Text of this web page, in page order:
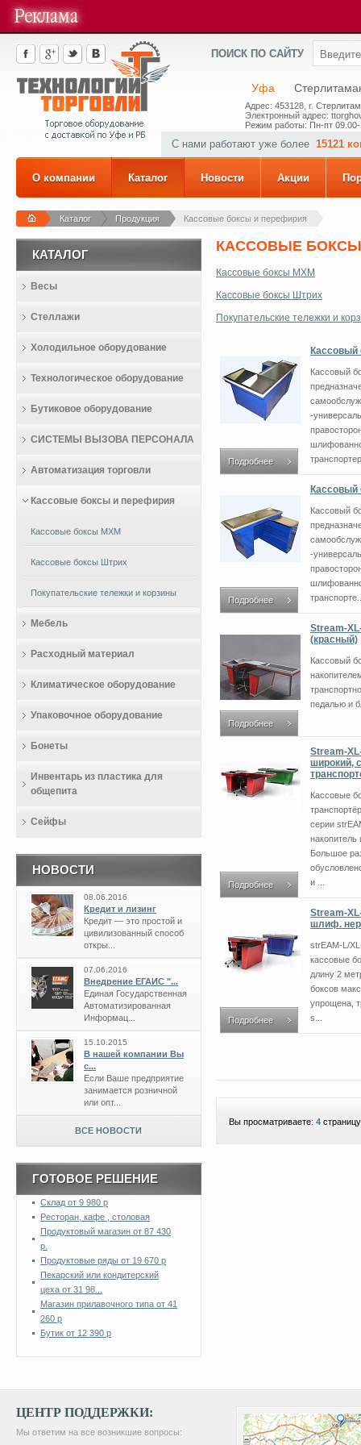
ПОИСК ПО САЙТУ
Уфа
Адрес: 453128, г.
Электронный адрес:
Режим работы: Пн-пт
С нами работают уже более 15121
О компании Каталог Новости Акции
Каталог Продукция Кассовые боксы и перефирия
КАССОВЫЕ
Кассовые боксы МХМ
Кассовые боксы Штрих
Покупательские тележки и
Подробнее
Кассовый
Кассовый
-
Подробнее
Кассовый
Кассовый
-
Подробнее
Stream-
(красный)
Кассовый
педалью и
Подробнее
Stream-
широкий, с
Кассовые
серии
накопитель
Большое
и ...
Подробнее
Stream-
шлиф.
strEAM-L/
кассовые
длину 2
боксов
упрощена,
s...
Вы просматриваете: 4
КАТАЛОГ
Весы
Стеллажи
Холодильное оборудование
Технологическое оборудование
Бутиковое оборудование
СИСТЕМЫ ВЫЗОВА ПЕРСОНАЛА
Автоматизация торговли
Кассовые боксы и перефирия
Кассовые боксы МХМ
Кассовые боксы Штрих
Покупательские тележки и корзины
Мебель
Расходный материал
Климатическое оборудование
Упаковочное оборудование
Бонеты
Инвентарь из пластика для
общепита
Сейфы
НОВОСТИ
08.06.2016
Кредит и лизинг
Кредит — это простой и
цивилизованный способ
откры...
07.06.2016
Внедрение ЕГАИС "...
Единая Государственная
Автоматизированная
Информац...
15.10.2015
В нашей компании Вы
с...
Если Ваше предприятие
занимается розничной
или опт...
ВСЕ НОВОСТИ
ГОТОВОЕ РЕШЕНИЕ
Склад от 9 980 р
Ресторан, кафе , столовая
Продуктовый магазин от 87 430
р.
Продуктовые ряды от 19 670 р
Пекарский или кондитерский
цеха от 31 98...
Магазин прилавочного типа от 41
260 р
Бутик от 12 390 р
ЦЕНТР ПОДДЕРЖКИ:
Мы ответим на все возникшие вопросы: